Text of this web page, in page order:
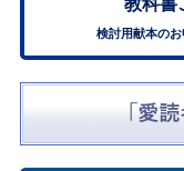
教科書
検討用献本の